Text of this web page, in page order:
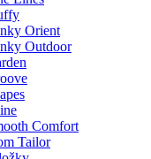
Orient
Outdoor
Comfort
Tailor